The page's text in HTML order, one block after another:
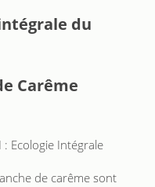
du
Carême
: Ecologie Intégrale
de carême sont